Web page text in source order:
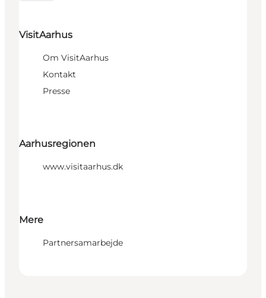
VisitAarhus
Om VisitAarhus
Kontakt
Presse
Aarhusregionen
www.visitaarhus.dk
Mere
Partnersamarbejde